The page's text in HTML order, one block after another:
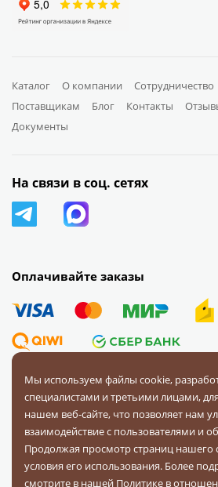
Каталог О компании Сотрудничество
Поставщикам
Блог Контакты
Документы
Оплачивайте заказы
На связи в соц. сетях
© 2008 — 2026 Первая Фурнитурная
защищены.
Политика конфиденциальности
Соглашение на обработку
Мы используем файлы cookie,
специалистами и третьими лицами,
нашем веб-сайте, что позволяет нам
взаимодействие с пользователями и
Продолжая просмотр страниц нашего
условия его использования. Более
смотрите в нашей Политике в